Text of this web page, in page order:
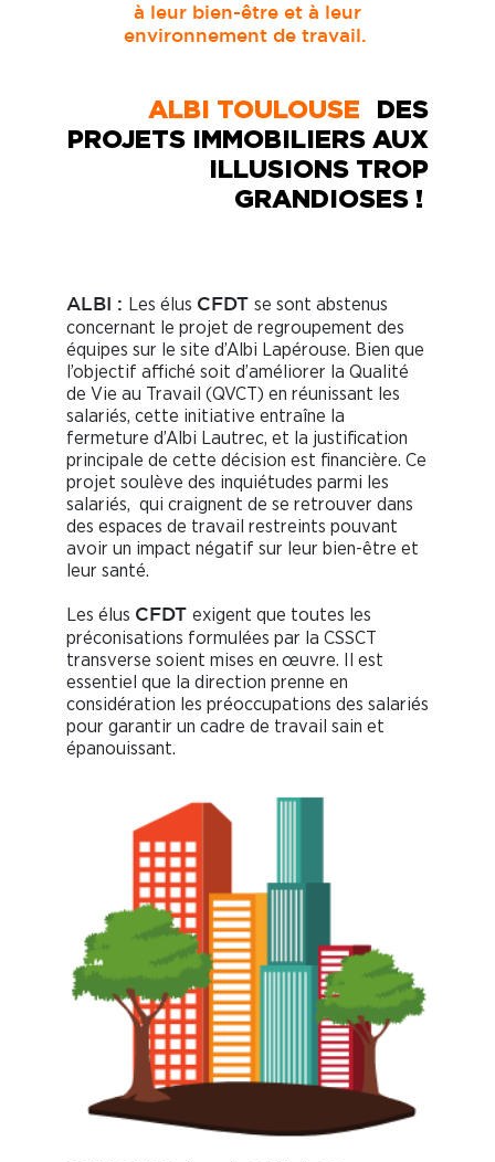
à leur bien-être et à leur
environnement de travail.
ALBI TOULOUSE
DES
PROJETS IMMOBILIERS AUX
ILLUSIONS TROP
GRANDIOSES !
ALBI : Les élus C F DT se sont abstenus
concernant le projet de regroupement des
équipes sur le site d’Albi Lapérouse. Bien que
l’objectif affiché soit d’améliorer la Qualité
de Vie au Travail (QVCT) en réunissant les
salariés, cette initiative entraîne la
fermeture d’Albi Lautrec, et la justification
principale de cette décision est financière. Ce
projet soulève des inquiétudes parmi les
salariés, qui craignent de se retrouver dans
des espaces de travail restreints pouvant
avoir un impact négatif sur leur bien-être et
leur santé.
Les élus C F DT exigent que toutes les
préconisations formulées par la CSSCT
transverse soient mises en œuvre. Il est
essentiel que la direction prenne en
considération les préoccupations des salariés
pour garantir un cadre de travail sain et
épanouissant.